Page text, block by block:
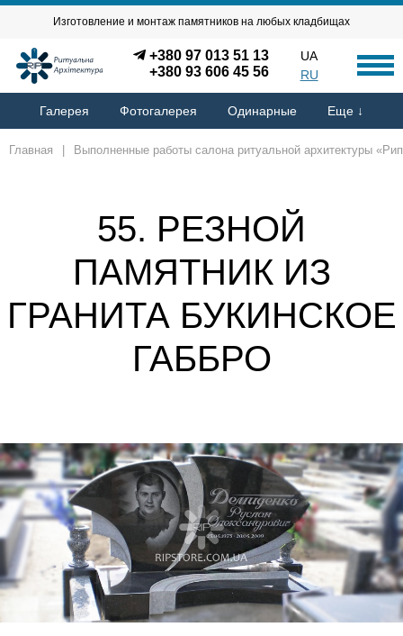
Изготовление и монтаж памятников на любых кладбищах
+380 97 013 51 13
+380 93 606 45 56
UA
RU
Галерея Фотогалерея Одинарные Еще ↓
Главная Выполненные работы салона ритуальной архитектуры
55. РЕЗНОЙ
ПАМЯТНИК ИЗ
ГРАНИТА БУКИНСКОЕ
ГАББРО